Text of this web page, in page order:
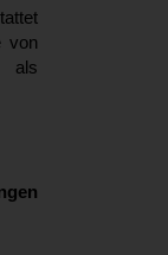
von
als